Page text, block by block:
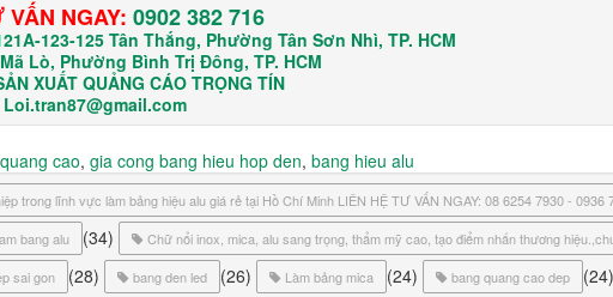
VẤN NGAY: 0902 382 716
123-125 Tân Thắng, Phường Tân Sơn Nhì, TP. HCM
Lò, Phường Bình Trị Đông, TP. HCM
XUẤT QUẢNG CÁO TRỌNG TÍN
cao, gia cong bang hieu hop den, bang hieu alu
trong lĩnh vực làm bảng hiệu alu giá rẻ tại Hồ Chí Minh LIÊN HỆ TƯ VẤN NGAY: 08 6254 7930 - 0936
bang alu (34) Chữ nổi inox, mica, alu sang trọng, thẩm mỹ cao, tạo điểm nhấn thương
sai gon (28) bang den led (26) Làm bảng mica (24) bang quang cao dep (24)